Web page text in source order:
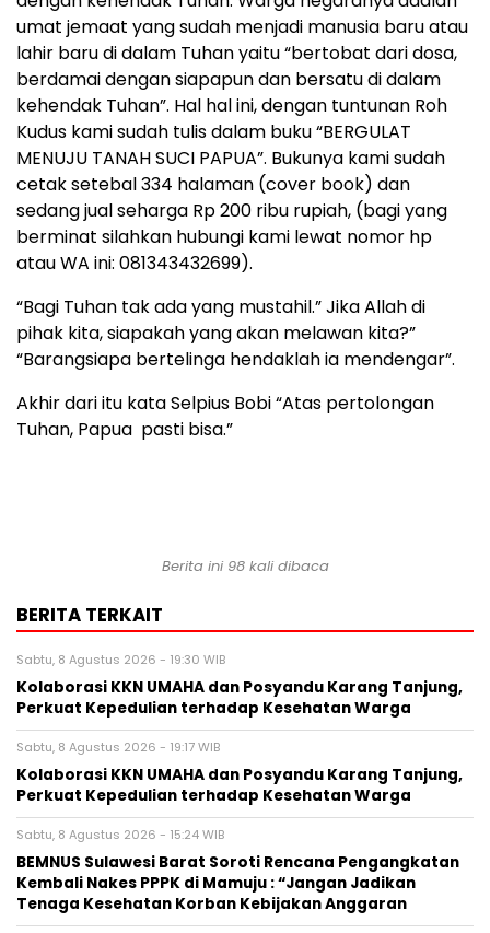
umat jemaat yang sudah menjadi manusia baru atau
lahir baru di dalam Tuhan yaitu “bertobat dari dosa,
berdamai dengan siapapun dan bersatu di dalam
kehendak Tuhan”. Hal hal ini, dengan tuntunan Roh
Kudus kami sudah tulis dalam buku “BERGULAT
MENUJU TANAH SUCI PAPUA”. Bukunya kami sudah
cetak setebal 334 halaman (cover book) dan
sedang jual seharga Rp 200 ribu rupiah, (bagi yang
berminat silahkan hubungi kami lewat nomor hp
atau WA ini: 081343432699).
“Bagi Tuhan tak ada yang mustahil.” Jika Allah di
pihak kita, siapakah yang akan melawan kita?”
“Barangsiapa bertelinga hendaklah ia mendengar”.
Akhir dari itu kata Selpius Bobi “Atas pertolongan
Tuhan, Papua pasti bisa.”
Berita ini 98kali dibaca
BERITA TERKAIT
Sabtu, 8 Agustus 2026 - 19:30 WIB
Kolaborasi KKN UMAHA dan Posyandu Karang Tanjung,
Perkuat Kepedulian terhadap Kesehatan Warga
Sabtu, 8 Agustus 2026 - 19:17 WIB
Kolaborasi KKN UMAHA dan Posyandu Karang Tanjung,
Perkuat Kepedulian terhadap Kesehatan Warga
Sabtu, 8 Agustus 2026 - 15:24 WIB
BEMNUS Sulawesi Barat Soroti Rencana Pengangkatan
Kembali Nakes PPPK di Mamuju : “Jangan Jadikan
Tenaga Kesehatan Korban Kebijakan Anggaran